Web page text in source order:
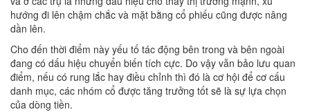
hướng đi lên chậm chắc và mặt bằng cổ phiếu cũng được nâng
dần lên.
Cho đến thời điểm này yếu tố tác động bên trong và bên ngoài
đang có dấu hiệu chuyển biến tích cực. Do vậy vẫn bảo lưu quan
điểm, nếu có rung lắc hay điều chỉnh thì đó là cơ hội để cơ cấu
danh mục, các nhóm cổ được tăng trưởng tốt sẽ là sự lựa chọn
của dòng tiền.